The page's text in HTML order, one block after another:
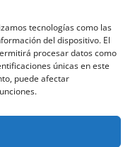
tecnologías como las
del dispositivo. El
procesar datos como
únicas en este
puede afectar